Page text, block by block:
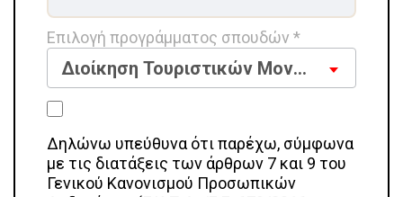
Επιλογή προγράμματος σπουδών *
Διοίκηση Τουριστικών Μονάδων
Δηλώνω υπεύθυνα ότι παρέχω, σύμφωνα
με τις διατάξεις των άρθρων 7 και 9 του
Γενικού Κανονισμού Προσωπικών